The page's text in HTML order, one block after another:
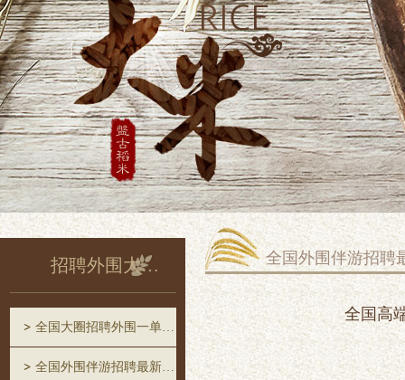
招聘外围大圈中圈一单一结
全国大圈招聘外围一单一结
全国外围伴游招聘最新消息
全国外围伴游招聘
全国高